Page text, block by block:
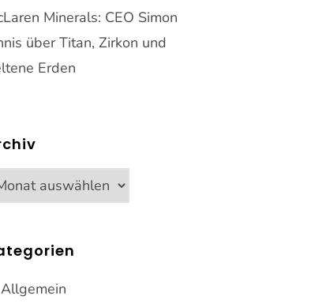
Minerals: CEO Simon
über Titan, Zirkon und
Erden
Allgemein